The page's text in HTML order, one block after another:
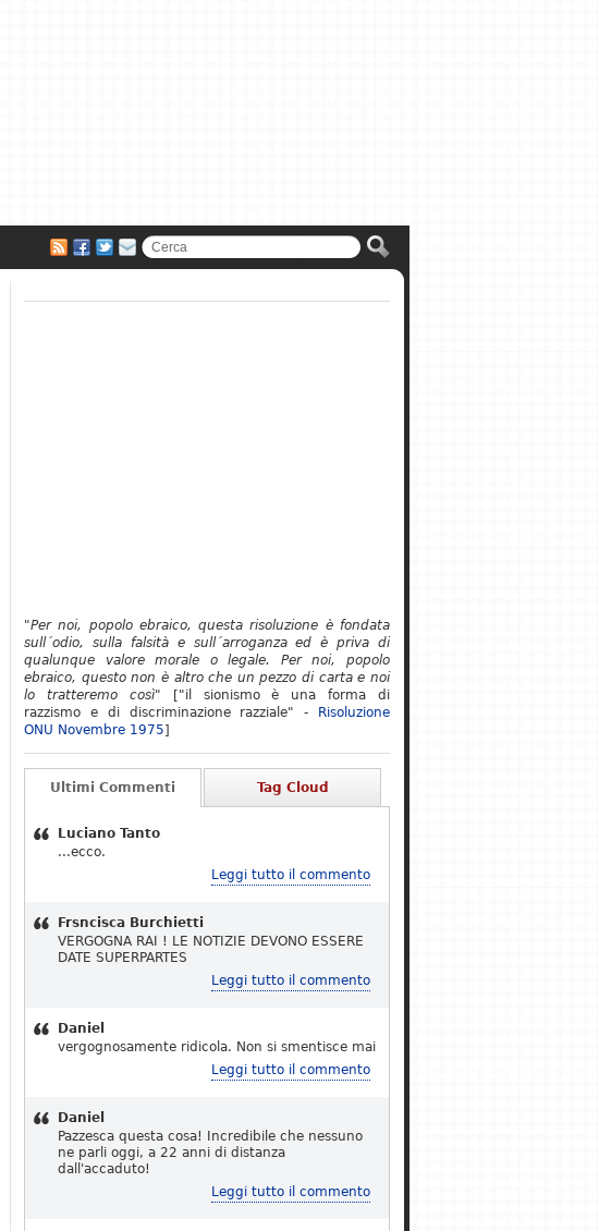
"Per noi, popolo ebraico, questa risoluzione è fondata
sull´odio, sulla falsità e sull´arroganza ed è priva di
qualunque valore morale o legale. Per noi, popolo
ebraico, questo non è altro che un pezzo di carta e noi
lo tratteremo così" ["il sionismo è una forma di
razzismo e di discriminazione razziale" -
Risoluzione
ONU Novembre 1975]
Ultimi Commenti Tag Cloud
Luciano Tanto
...ecco.
Leggi tutto il commento
Frsncisca Burchietti
VERGOGNA RAI ! LE NOTIZIE DEVONO ESSERE
DATE SUPERPARTES
Leggi tutto il commento
Daniel
vergognosamente ridicola. Non si smentisce mai
Leggi tutto il commento
Daniel
Pazzesca questa cosa! Incredibile che nessuno
ne parli oggi, a 22 anni di distanza
dall'accaduto!
Leggi tutto il commento